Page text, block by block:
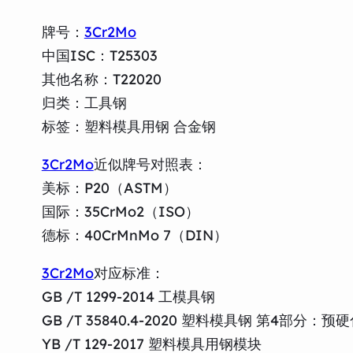
牌号： 3Cr2Mo
中国ISC：T25303
其他名称：T22020
归类：工具钢
标签：塑料模具用钢 合金钢
3Cr2Mo近似牌号对照表：
美标：P20（ASTM）
国际：35CrMo2（ISO）
德标：40CrMnMo 7（DIN）
3Cr2Mo对应标准：
GB /T 1299-2014 工模具钢
GB /T 35840.4-2020 塑料模具钢 第4部分：预硬
YB /T 129-2017 塑料模具用钢模块